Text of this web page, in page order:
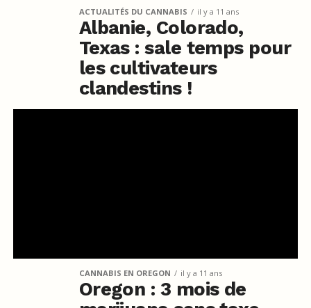
ACTUALITÉS DU CANNABIS il y a 11 ans
Albanie, Colorado,
Texas : sale temps pour
les cultivateurs
clandestins !
CANNABIS EN OREGON il y a 11 ans
Oregon : 3 mois de